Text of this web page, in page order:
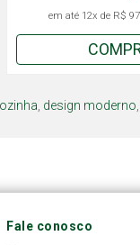
em até 12x de R$
design moderno
Fale conosco